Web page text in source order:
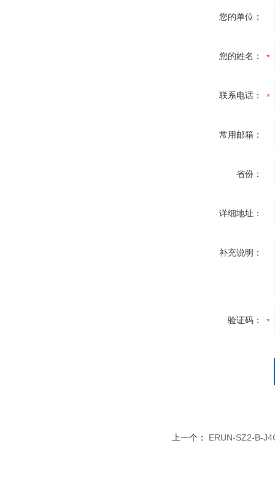
您的单位：
您的姓名：
联系电话：
常用邮箱：
省份：
详细地址：
补充说明：
验证码：
上一个： ERUN-SZ2-B-J4C